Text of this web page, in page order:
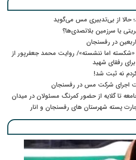
حالا از بی‌تدبیری مس می‌گوید
یا سرزمین بلاتصدی‌ها؟
در رفسنجان
«شکسته اما ننشسته»/ روایت محمد جعفرپور از
کردم نه ثبت شد!
اجرای شرکت مس در رفسنجان
تا گلایه از حضور کمرنگ مسئولان در میدان
پسته شهرستان های رفسنجان و انار